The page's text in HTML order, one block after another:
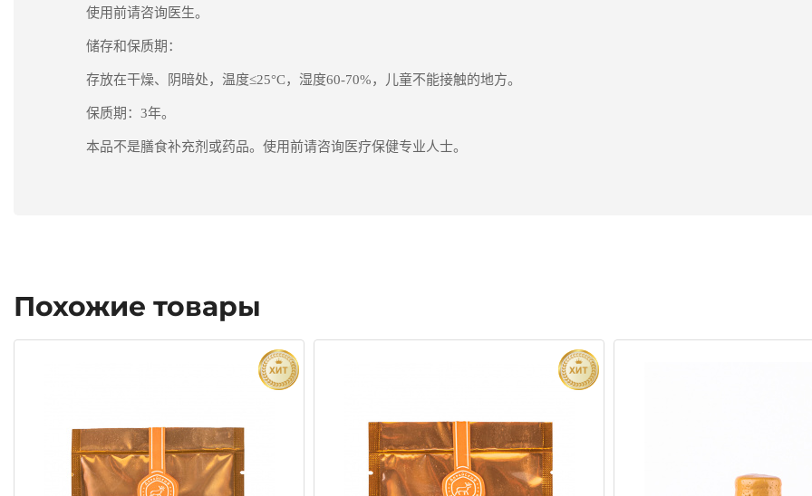
使用前请咨询医生。
储存和保质期：
存放在干燥、阴暗处，温度≤25°C，湿度60-70%，儿童不能接触的地方。
保质期： 3年。
本品不是膳食补充剂或药品。使用前请咨询医疗保健专业人士。
Похожие товары